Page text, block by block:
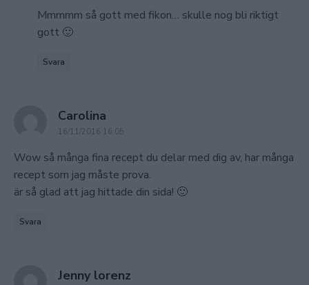
Mmmmm så gott med fikon… skulle nog bli riktigt
gott 🙂
Svara
Carolina
16/11/2016 16:05
Wow så många fina recept du delar med dig av, har många
recept som jag måste prova.
är så glad att jag hittade din sida! 🙂
Svara
Jenny lorenz